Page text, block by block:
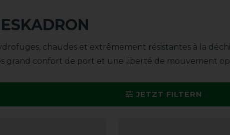
chaudes et extrêmement résistantes à la
grand confort de port et une liberté de mouvement
JETZT FILTERN